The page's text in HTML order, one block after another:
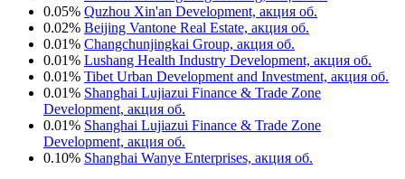
0.05% Quzhou Xin'an Development, акция об.
0.02% Beijing Vantone Real Estate, акция об.
0.01% Changchunjingkai Group, акция об.
0.01% Lushang Health Industry Development, акция об.
0.01% Tibet Urban Development and Investment, акция об.
0.01% Shanghai Lujiazui Finance & Trade Zone
Development, акция об.
0.01% Shanghai Lujiazui Finance & Trade Zone
Development, акция об.
0.10% Shanghai Wanye Enterprises, акция об.